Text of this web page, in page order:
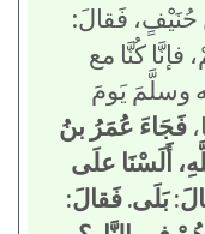
حُنَيْفٍ، فَقالَ:
فإنَّا كُنَّا مع
وسلَّمَ يَومَ
فَجَاءَ عُمَرُ بنُ
أَلَسْنَا علَى
بَلَى. فَقالَ: